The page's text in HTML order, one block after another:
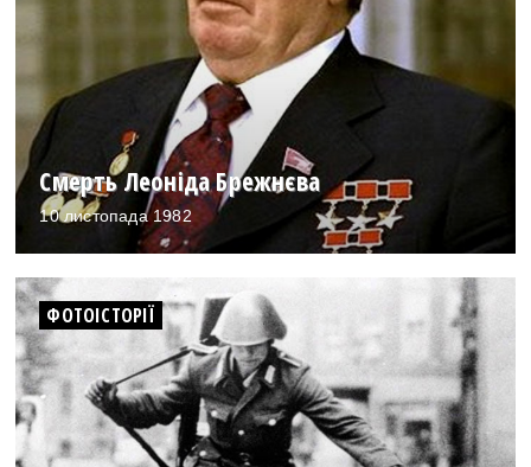
Смерть Леоніда Брежнєва
10 листопада 1982
ФОТОІСТОРІЇ